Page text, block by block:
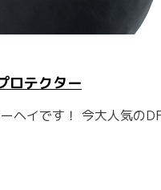
ロテクター
ヘイです！ 今大人気の